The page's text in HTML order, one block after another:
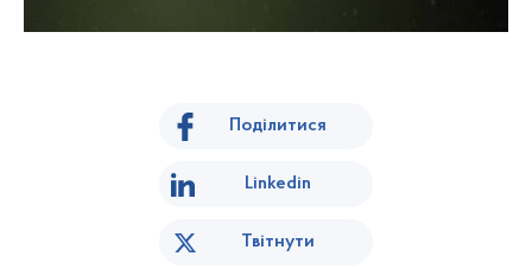
Поділитися
Linkedin
Твітнути